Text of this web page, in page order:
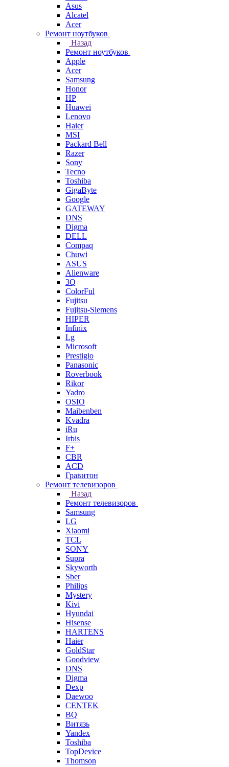
Asus
Alcatel
Acer
Ремонт ноутбуков
Назад
Ремонт ноутбуков
Apple
Acer
Samsung
Honor
HP
Huawei
Lenovo
Haier
MSI
Packard Bell
Razer
Sony
Tecno
Toshiba
GigaByte
Google
GATEWAY
DNS
Digma
DELL
Compaq
Chuwi
ASUS
Alienware
3Q
ColorFul
Fujitsu
Fujitsu-Siemens
HIPER
Infinix
Lg
Microsoft
Prestigio
Panasonic
Roverbook
Rikor
Yadro
OSIO
Maibenben
Kvadra
iRu
Irbis
F+
CBR
ACD
Гравитон
Ремонт телевизоров
Назад
Ремонт телевизоров
Samsung
LG
Xiaomi
TCL
SONY
Supra
Skyworth
Sber
Philips
Mystery
Kivi
Hyundai
Hisense
HARTENS
Haier
GoldStar
Goodview
DNS
Digma
Dexp
Daewoo
CENTEK
BQ
Витязь
Yandex
Toshiba
TopDevice
Thomson